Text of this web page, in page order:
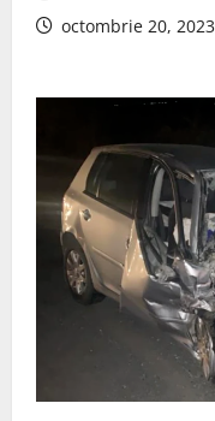
octombrie 20, 2023